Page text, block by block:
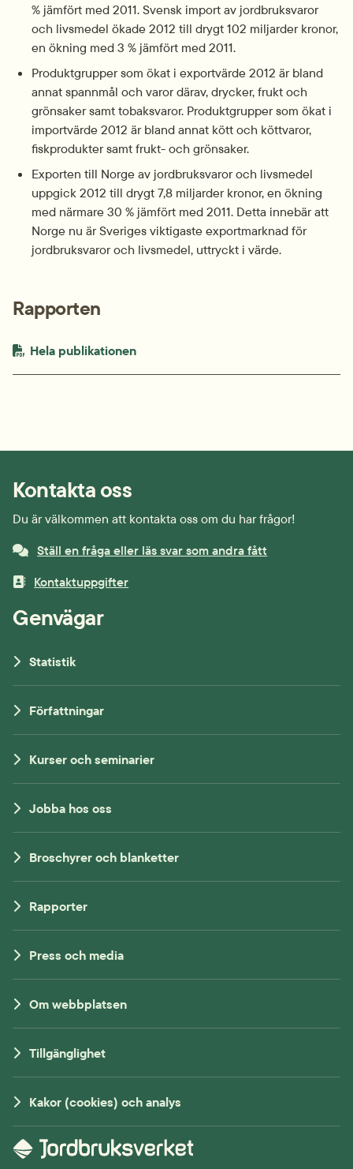
% jämfört med 2011. Svensk import av jordbruksvaror
och livsmedel ökade 2012 till drygt 102 miljarder kronor,
en ökning med 3 % jämfört med 2011.
Produktgrupper som ökat i exportvärde 2012 är bland
annat spannmål och varor därav, drycker, frukt och
grönsaker samt tobaksvaror. Produktgrupper som ökat i
importvärde 2012 är bland annat kött och köttvaror,
fiskprodukter samt frukt- och grönsaker.
Exporten till Norge av jordbruksvaror och livsmedel
uppgick 2012 till drygt 7,8 miljarder kronor, en ökning
med närmare 30 % jämfört med 2011. Detta innebär att
Norge nu är Sveriges viktigaste exportmarknad för
jordbruksvaror och livsmedel, uttryckt i värde.
Rapporten
PDF-fil.
Hela publikationenpdf, 750.4 kB.
Kontakta oss
Du är välkommen att kontakta oss om du har frågor!
Ställ en fråga eller läs svar som andra fått
Kontaktuppgifter
Genvägar
Statistik
Författningar
Kurser och seminarier
Jobba hos oss
Broschyrer och blanketter
Rapporter
Press och media
Om webbplatsen
Tillgänglighet
Kakor (cookies) och analys